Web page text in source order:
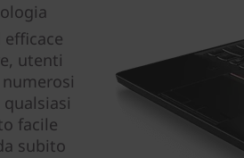
utenti
facile
subito